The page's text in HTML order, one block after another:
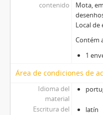
contenido
Mota,
Local de
Contém
1
Área de condiciones de
Idioma del
material
Escritura del
latín